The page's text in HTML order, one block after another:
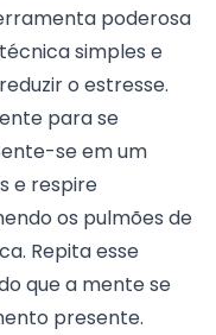
poderosa
simples e
o estresse.
para se
se em um
e respire
os pulmões de
Repita esse
que a mente se
presente.